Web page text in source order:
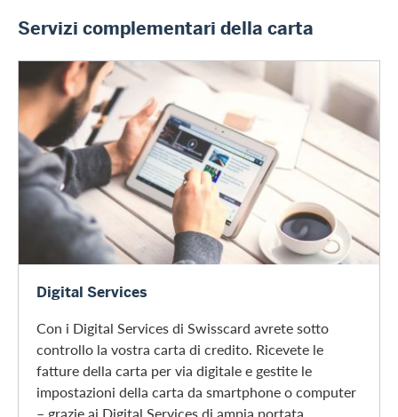
Servizi complementari della carta
Digital Services
Digital Services
Con i Digital Services di Swisscard avrete sotto
controllo la vostra carta di credito. Ricevete le
fatture della carta per via digitale e gestite le
impostazioni della carta da smartphone o computer
– grazie ai Digital Services di ampia portata.